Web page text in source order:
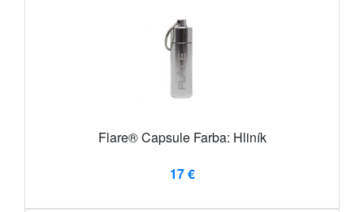
Flare® Capsule Farba: Hliník
17 €